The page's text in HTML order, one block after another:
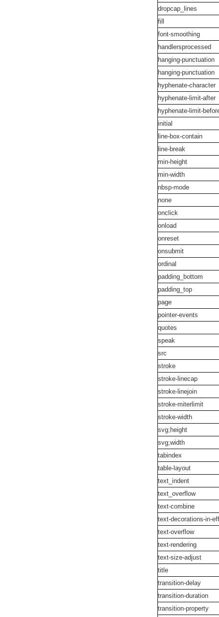
dropcap_lines
fill
font-smoothing
handlersprocessed
hanging-punctuation
hanging-punctuation
hyphenate-character
hyphenate-limit-after
hyphenate-limit-
initial
line-box-contain
line-break
min-height
min-width
nbsp-mode
none
onclick
onload
onreset
onsubmit
ordinal
padding_bottom
padding_top
page
pointer-events
quotes
speak
src
stroke
stroke-linecap
stroke-linejoin
stroke-miterlimit
stroke-width
svg;height
svg;width
tabindex
table-layout
text_indent
text_overflow
text-combine
text-decorations-in-
text-overflow
text-rendering
text-size-adjust
title
transition-delay
transition-duration
transition-property